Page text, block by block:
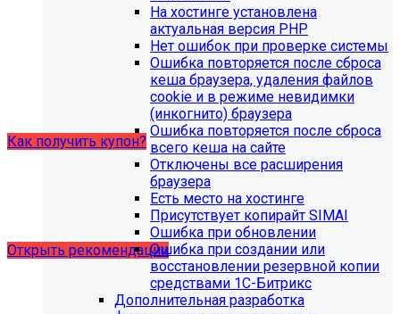
Теперь в сборку готовых решений для образовательных
организаций входит модуль SIMAI-SF4: Сведения об
образовательной организации (simai.sveden). Для
корректной работы модуля необходимо активировать
Как получить купон?
Что делать, если на хостинге не
хватает места?
Открыть рекомендации
На хостинге установлена
актуальная версия PHP
Нет ошибок при проверке системы
Ошибка повторяется после сброса
кеша браузера, удаления файлов
cookie и в режиме невидимки
(инкогнито) браузера
Ошибка повторяется после сброса
всего кеша на сайте
Отключены все расширения
браузера
Есть место на хостинге
Присутствует копирайт SIMAI
Ошибка при обновлении
Ошибка при создании или
восстановлении резервной копии
средствами 1С-Битрикс
Дополнительная разработка